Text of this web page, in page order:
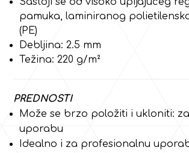
pamuka, laminiranog
(PE)
Debljina: 2.5 mm
Težina: 220 g/m²
PREDNOSTI
Može se brzo položiti i ukloniti:
uporabu
Idealno i za profesionalnu